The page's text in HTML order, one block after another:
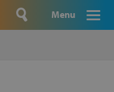
Menu